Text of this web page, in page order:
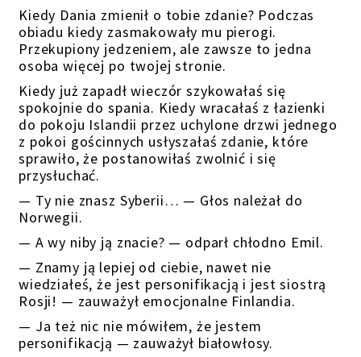
Kiedy Dania zmienił o tobie zdanie? Podczas
obiadu kiedy zasmakowały mu pierogi.
Przekupiony jedzeniem, ale zawsze to jedna
osoba więcej po twojej stronie.
Kiedy już zapadł wieczór szykowałaś się
spokojnie do spania. Kiedy wracałaś z łazienki
do pokoju Islandii przez uchylone drzwi jednego
z pokoi gościnnych usłyszałaś zdanie, które
sprawiło, że postanowiłaś zwolnić i się
przysłuchać.
— Ty nie znasz Syberii… — Głos należał do
Norwegii.
— A wy niby ją znacie? — odparł chłodno Emil.
— Znamy ją lepiej od ciebie, nawet nie
wiedziałeś, że jest personifikacją i jest siostrą
Rosji! — zauważył emocjonalne Finlandia.
— Ja też nic nie mówiłem, że jestem
personifikacją — zauważył białowłosy.